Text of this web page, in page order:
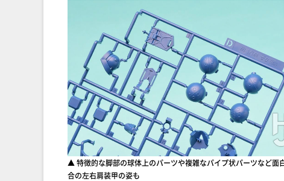
▲ 特徴的な脚部の球体上のパーツや複雑なパイプ状パーツなど
合の左右肩装甲の姿も